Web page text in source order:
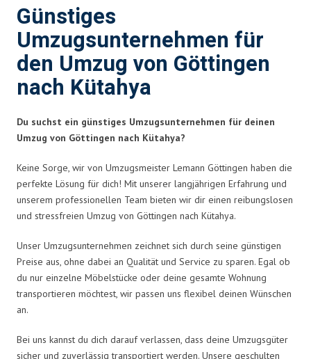
Günstiges
Umzugsunternehmen für
den Umzug von Göttingen
nach Kütahya
Du suchst ein günstiges Umzugsunternehmen für deinen
Umzug von Göttingen nach Kütahya?
Keine Sorge, wir von Umzugsmeister Lemann Göttingen haben die
perfekte Lösung für dich! Mit unserer langjährigen Erfahrung und
unserem professionellen Team bieten wir dir einen reibungslosen
und stressfreien Umzug von Göttingen nach Kütahya.
Unser Umzugsunternehmen zeichnet sich durch seine günstigen
Preise aus, ohne dabei an Qualität und Service zu sparen. Egal ob
du nur einzelne Möbelstücke oder deine gesamte Wohnung
transportieren möchtest, wir passen uns flexibel deinen Wünschen
an.
Bei uns kannst du dich darauf verlassen, dass deine Umzugsgüter
sicher und zuverlässig transportiert werden. Unsere geschulten